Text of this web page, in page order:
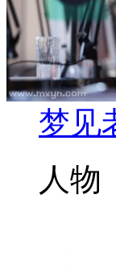
梦见
人物